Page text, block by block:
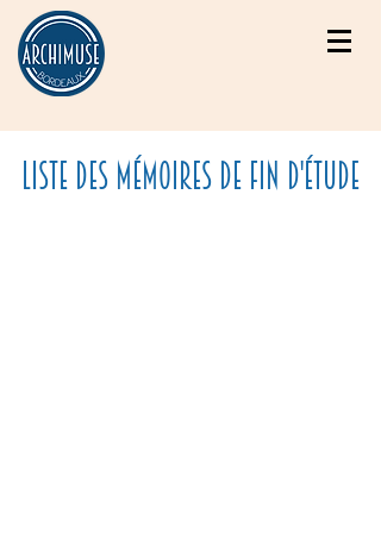
LISTE DES MÉMOIRES DE FIN D'ÉTUDE